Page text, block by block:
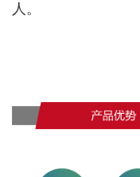
人。